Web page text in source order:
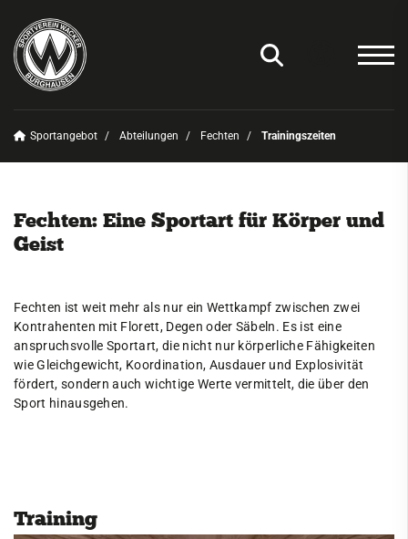
Sportangebot Abteilungen Fechten Trainingszeiten
Fechten: Eine Sportart für Körper und
Geist
Fechten ist weit mehr als nur ein Wettkampf zwischen zwei
Kontrahenten mit Florett, Degen oder Säbeln. Es ist eine
anspruchsvolle Sportart, die nicht nur körperliche Fähigkeiten
wie Gleichgewicht, Koordination, Ausdauer und Explosivität
fördert, sondern auch wichtige Werte vermittelt, die über den
Sport hinausgehen.
Training
Sportangebot
Amateurfunk
Badminton
Basketball
Fechten